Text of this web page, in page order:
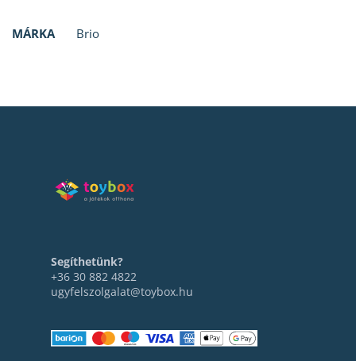
MÁRKA Brio
Segíthetünk?
+36 30 882 4822
ugyfelszolgalat@toybox.hu